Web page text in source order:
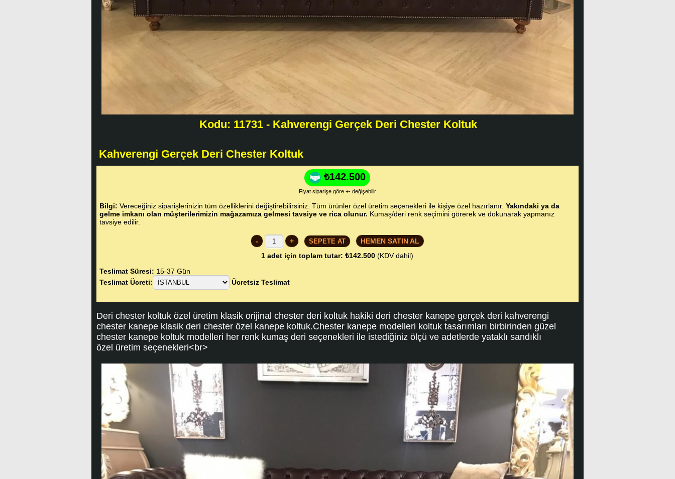
Kodu: 11731 - Kahverengi Gerçek Deri Chester Koltuk
Kahverengi Gerçek Deri Chester Koltuk
₺142.500
Fiyat siparişe göre +- değişebilir
Bilgi: Vereceğiniz siparişlerinizin tüm özelliklerini değiştirebilirsiniz. Tüm ürünler özel üretim seçenekleri ile kişiye özel hazırlanır. Yakındaki ya da
gelme imkanı olan müşterilerimizin mağazamıza gelmesi tavsiye ve rica olunur. Kumaş/deri renk seçimini görerek ve dokunarak yapmanız
tavsiye edilir.
- +
HEMEN SATIN AL
1 adet için toplam tutar:₺142.500 (KDV dahil)
Teslimat Süresi: 15-37 Gün
Teslimat Ücreti:
Ücretsiz Teslimat
Deri chester koltuk özel üretim klasik orijinal chester deri koltuk hakiki deri chester kanepe gerçek deri kahverengi
chester kanepe klasik deri chester özel kanepe koltuk.Chester kanepe modelleri koltuk tasarımları birbirinden güzel
chester kanepe koltuk modelleri her renk kumaş deri seçenekleri ile istediğiniz ölçü ve adetlerde yataklı sandıklı
özel üretim seçenekleri<br>